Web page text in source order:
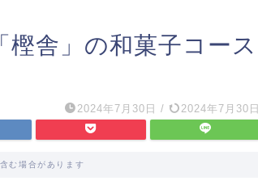
舎」の和菓子コース
2024年7月30日 / 2024年7月30日
む場合があります